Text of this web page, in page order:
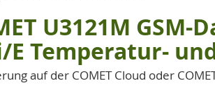
U3121M
E Temperatur-
auf der COMET Cloud oder